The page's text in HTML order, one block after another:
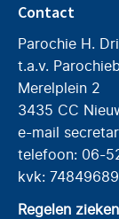
Contact
Parochie H.
t.a.v.
Merelplein 2
3435 CC
e-mail
telefoon: 06-
kvk: 74849689
Regelen